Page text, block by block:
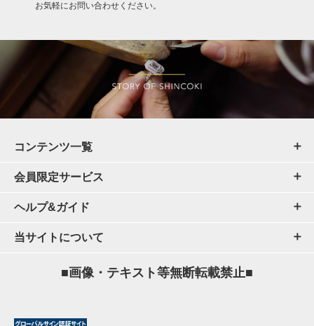
お気軽にお問い合わせください。
コンテンツ一覧
会員限定サービス
ヘルプ&ガイド
当サイトについて
■画像・テキスト等無断転載禁止■